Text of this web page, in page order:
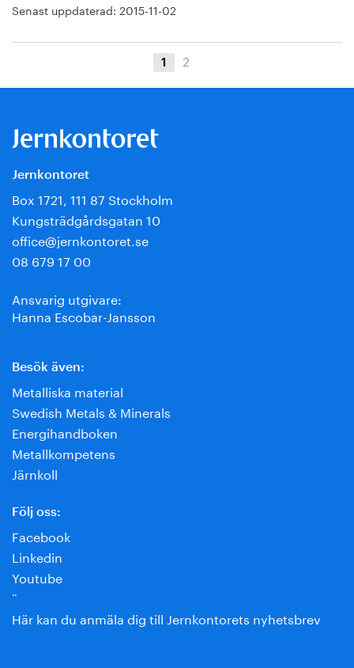
Senast uppdaterad: 2015-11-02
1 2
Jernkontoret
Box 1721, 111 87 Stockholm
Kungsträdgårdsgatan 10
office@jernkontoret.se
08 679 17 00
Ansvarig utgivare:
Hanna Escobar-Jansson
Besök även:
Metalliska material
Swedish Metals & Minerals
Energihandboken
Metallkompetens
Järnkoll
Följ oss:
Facebook
Linkedin
Youtube
¨
Här kan du anmäla dig till Jernkontorets nyhetsbrev